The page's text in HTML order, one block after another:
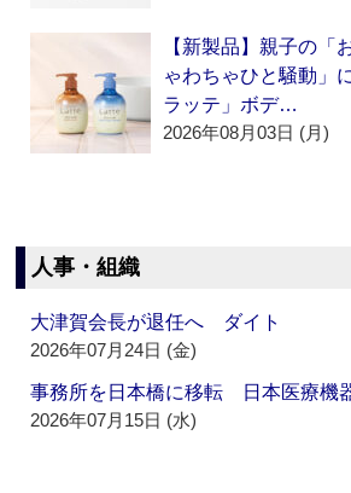
【新製品】親子の「
ゃわちゃひと騒動」
ラッテ」ボデ…
2026年08月03日 (月)
人事・組織
大津賀会長が退任へ ダイト
2026年07月24日 (金)
事務所を日本橋に移転 日本医療機
2026年07月15日 (水)